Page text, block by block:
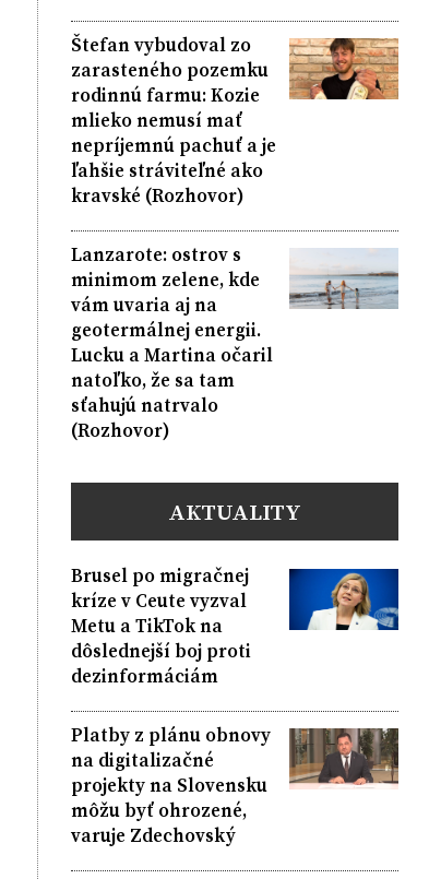
Štefan vybudoval zo
zarasteného pozemku
rodinnú farmu: Kozie
mlieko nemusí mať
nepríjemnú pachuť a je
ľahšie stráviteľné ako
kravské (Rozhovor)
Lanzarote: ostrov s
minimom zelene, kde
vám uvaria aj na
geotermálnej energii.
Lucku a Martina očaril
natoľko, že sa tam
sťahujú natrvalo
(Rozhovor)
AKTUALITY
Brusel po migračnej
kríze v Ceute vyzval
Metu a TikTok na
dôslednejší boj proti
dezinformáciám
Platby z plánu obnovy
na digitalizačné
projekty na Slovensku
môžu byť ohrozené,
varuje Zdechovský